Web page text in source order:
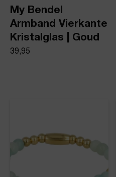
My Bendel
Armband Vierkante
Kristalglas | Goud
39,95